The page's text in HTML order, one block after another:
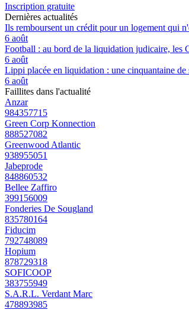
Inscription gratuite
Dernières actualités
Ils remboursent un crédit pour un logement qui
6 août
Football : au bord de la liquidation judicaire, les
6 août
Lippi placée en liquidation : une cinquantaine de
6 août
Faillites dans l'actualité
Anzar
984357715
Green Corp Konnection
888527082
Greenwood Atlantic
938955051
Jabeprode
848860532
Bellee Zaffiro
399156009
Fonderies De Sougland
835780164
Fiducim
792748089
Hopium
878729318
SOFICOOP
383755949
S.A.R.L. Verdant Marc
478893985